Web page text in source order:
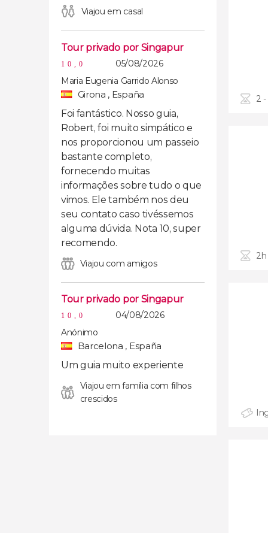
Viajou em casal
Tour privado por Singapur
10,0
05/08/2026
Maria Eugenia Garrido Alonso
Girona , España
Foi fantástico. Nosso guia,
Robert, foi muito simpático e
nos proporcionou um passeio
bastante completo,
fornecendo muitas
informações sobre tudo o que
vimos. Ele também nos deu
seu contato caso tivéssemos
alguma dúvida. Nota 10, super
recomendo.
Viajou com amigos
Tour privado por Singapur
10,0
04/08/2026
Anónimo
Barcelona , España
Um guia muito experiente
Viajou em família com filhos
crescidos
2